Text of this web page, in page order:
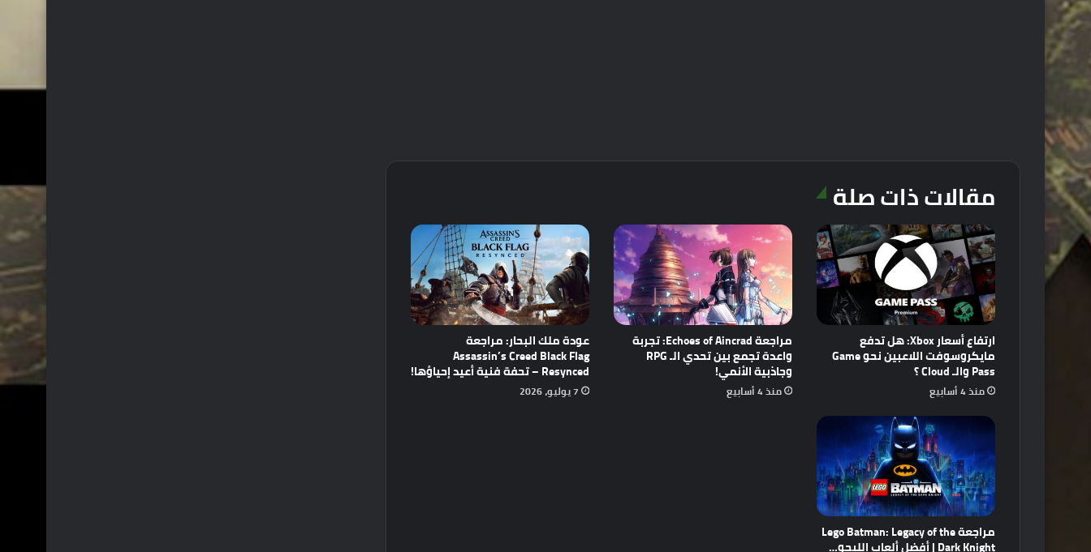
مقالات ذات صلة
ارتفاع أسعار Xbox: هل تدفع
مايكروسوفت اللاعبين نحو Game
Pass والـ Cloud ؟
منذ 4 أسابيع
مراجعة Echoes of Aincrad: تجربة
واعدة تجمع بين تحدي الـ RPG
وجاذبية الأنمي!
منذ 4 أسابيع
عودة ملك البحار: مراجعة
Assassin’s Creed Black Flag
Resynced – تحفة فنية أعيد إحياؤها!
7 يوليو، 2026
مراجعة Lego Batman: Legacy of the
Dark Knight | أفضل ألعاب الليجو…